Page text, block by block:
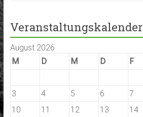
Veranstaltungskalender
August 2026
M
D M D F
3
4 5 6 7
10
11 12 13 14